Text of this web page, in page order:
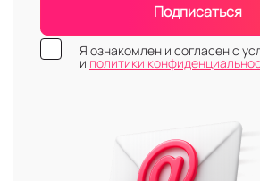
Подписаться
Я ознакомлен и согласен с
и политики